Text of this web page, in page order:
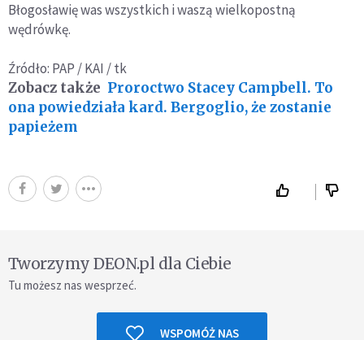
Błogosławię was wszystkich i waszą wielkopostną
wędrówkę.
Źródło: PAP / KAI / tk
Zobacz także Proroctwo Stacey Campbell. To
ona powiedziała kard. Bergoglio, że zostanie
papieżem
Tworzymy DEON.pl dla Ciebie
Tu możesz nas wesprzeć.
WSPOMÓŻ NAS